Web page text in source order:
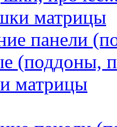
матрицы
панели
(поддоны,
матрицы